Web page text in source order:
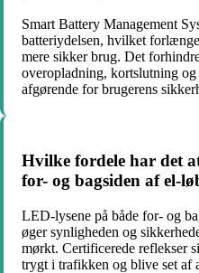
Smart Battery Management
batteriydelsen, hvilket
mere sikker brug. Det
overopladning, kortslutning
afgørende for brugerens
Hvilke fordele har det
for- og bagsiden af el-
LED-lysene på både for- og
øger synligheden og
mørkt. Certificerede reflekser
trygt i trafikken og blive set af